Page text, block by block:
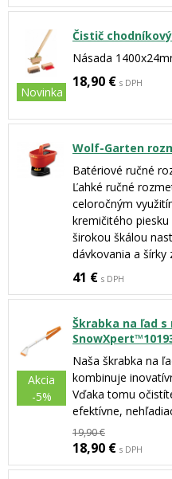
Novinka
Čistič
Násada
18,90 € s DPH
Wolf-Garten
Batériové ručné
Ľahké ručné
celoročným
kremičitého
širokou škálou
dávkovania a šírky
41 € s DPH
Akcia
-5%
Škrabka na ľad
Naša škrabka na
kombinuje
Vďaka tomu
efektívne,
19,90 €
18,90 € s DPH